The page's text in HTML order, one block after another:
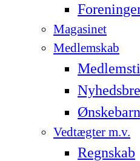
Magasinet
Medlemskab
Vedtægter m.v.
Regnskab